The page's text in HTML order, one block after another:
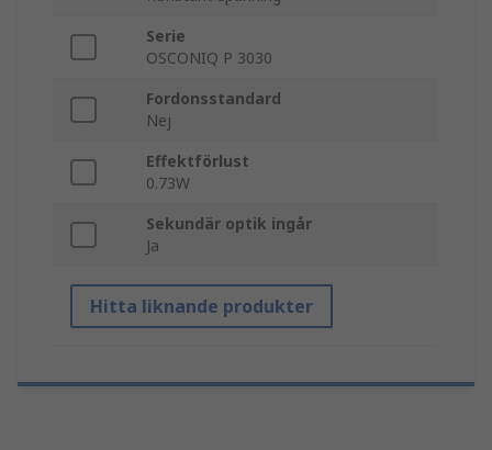
Serie
OSCONIQ P 3030
Fordonsstandard
Nej
Effektförlust
0.73W
Sekundär optik ingår
Ja
Hitta liknande produkter